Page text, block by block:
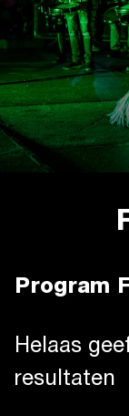
Program
Helaas
resultaten